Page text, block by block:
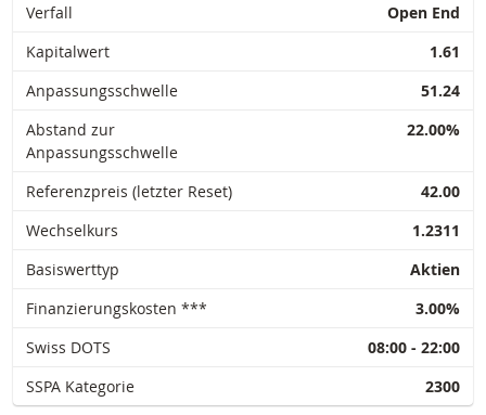
Verfall
Open End
Kapitalwert
1.61
Anpassungsschwelle
51.24
Abstand zur
Anpassungsschwelle
22.00%
Referenzpreis (letzter Reset)
42.00
Wechselkurs
1.2311
Basiswerttyp
Aktien
Finanzierungskosten ***
3.00%
Swiss DOTS
08:00 - 22:00
SSPA Kategorie
2300